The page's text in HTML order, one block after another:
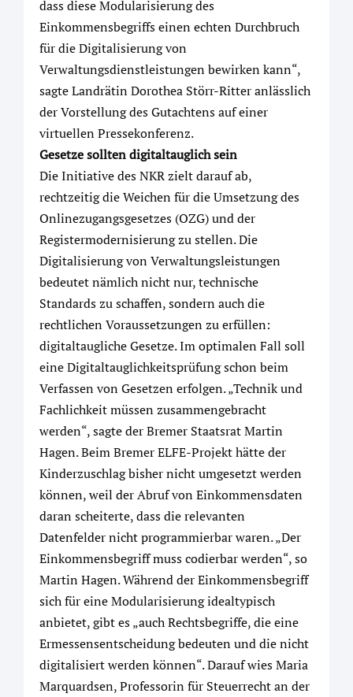
dass diese Modularisierung des
Einkommensbegriffs einen echten Durchbruch
für die Digitalisierung von
Verwaltungsdienstleistungen bewirken kann“,
sagte Landrätin Dorothea Störr-Ritter anlässlich
der Vorstellung des Gutachtens auf einer
virtuellen Pressekonferenz.
Gesetze sollten digitaltauglich sein
Die Initiative des NKR zielt darauf ab,
rechtzeitig die Weichen für die Umsetzung des
Onlinezugangsgesetzes (OZG) und der
Registermodernisierung zu stellen. Die
Digitalisierung von Verwaltungsleistungen
bedeutet nämlich nicht nur, technische
Standards zu schaffen, sondern auch die
rechtlichen Voraussetzungen zu erfüllen:
digitaltaugliche Gesetze. Im optimalen Fall soll
eine Digitaltauglichkeitsprüfung schon beim
Verfassen von Gesetzen erfolgen. „Technik und
Fachlichkeit müssen zusammengebracht
werden“, sagte der Bremer Staatsrat Martin
Hagen. Beim Bremer ELFE-Projekt hätte der
Kinderzuschlag bisher nicht umgesetzt werden
können, weil der Abruf von Einkommensdaten
daran scheiterte, dass die relevanten
Datenfelder nicht programmierbar waren. „Der
Einkommensbegriff muss codierbar werden“, so
Martin Hagen. Während der Einkommensbegriff
sich für eine Modularisierung idealtypisch
anbietet, gibt es „auch Rechtsbegriffe, die eine
Ermessensentscheidung bedeuten und die nicht
digitalisiert werden können“. Darauf wies Maria
Marquardsen, Professorin für Steuerrecht an der